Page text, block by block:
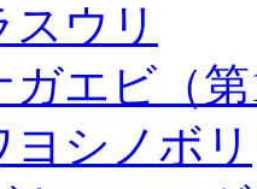
スウリ
ガエビ（
ヨシノボリ